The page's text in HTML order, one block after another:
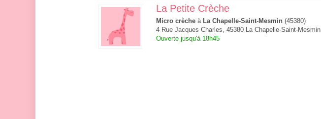
La Petite Crèche
Micro crèche à La Chapelle-Saint-Mesmin (45380)
4 Rue Jacques Charles, 45380 La Chapelle-Saint-Mesmin
Ouverte jusqu'à 18h45